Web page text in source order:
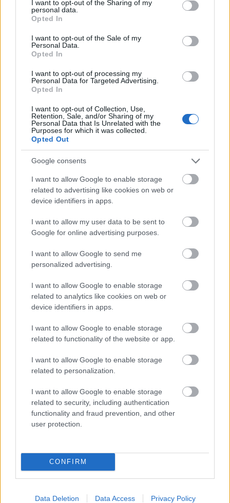
not limited to your visit or usage behaviour. You may click to
grant or deny consent to Google and its third-party tags to
use your data for below specified purposes in below Google
consent section.
I want to opt-out of the Sharing of my
personal data.
Opted In
I want to opt-out of the Sale of my
Personal Data.
Opted In
I want to opt-out of processing my
Personal Data for Targeted Advertising.
Opted In
I want to opt-out of Collection, Use,
Retention, Sale, and/or Sharing of my
Personal Data that Is Unrelated with the
Purposes for which it was collected.
Opted Out
Google consents
I want to allow Google to enable storage
related to advertising like cookies on web or
device identifiers in apps.
I want to allow my user data to be sent to
Google for online advertising purposes.
I want to allow Google to send me
personalized advertising.
I want to allow Google to enable storage
related to analytics like cookies on web or
device identifiers in apps.
I want to allow Google to enable storage
related to functionality of the website or app.
I want to allow Google to enable storage
related to personalization.
I want to allow Google to enable storage
related to security, including authentication
functionality and fraud prevention, and other
user protection.
CONFIRM
Data Deletion Data Access Privacy Policy
MAGYAR ÉPÍTŐK
Belváros-Lipótváros
játszótér
Város-Teampannon Kereskedelmi és Szolgáltató Kft.
Indulhat a Honvéd tér megújításának tervezése, ahol a
középpontba.
mesél – megújul a tatai Angolkert
M1 bővítés: már zajlik a teljesen új
Bicske Kelet csomópont építése
Új gyalogosátkelők és jelzőlámpás
csomópont épül Angyalföldön
Hódmezővásárhely jó hírű református
iskoláját